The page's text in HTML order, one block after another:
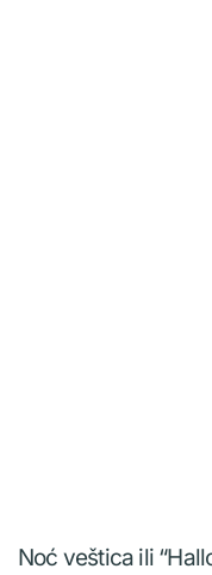
Noć veštica ili